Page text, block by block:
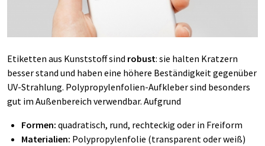
Etiketten aus Kunststoff sind robust: sie halten Kratzern
besser stand und haben eine höhere Beständigkeit gegenüber
UV-Strahlung. Polypropylenfolien-Aufkleber sind besonders
gut im Außenbereich verwendbar. Aufgrund
Formen: quadratisch, rund, rechteckig oder in Freiform
Materialien: Polypropylenfolie (transparent oder weiß)